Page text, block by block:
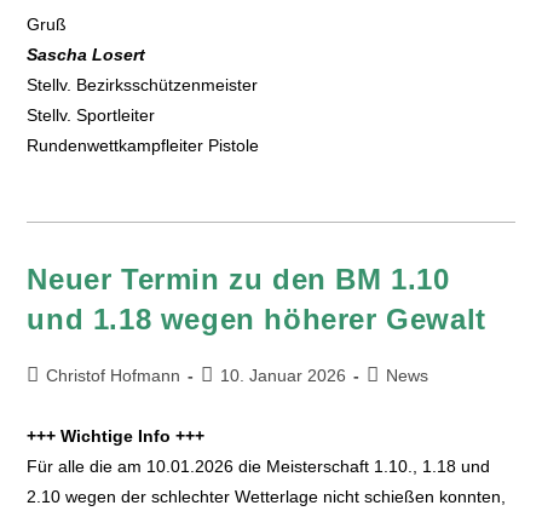
Gruß
Sascha Losert
Stellv. Bezirksschützenmeister
Stellv. Sportleiter
Rundenwettkampfleiter Pistole
Neuer Termin zu den BM 1.10
und 1.18 wegen höherer Gewalt
Christof Hofmann 10. Januar 2026 News
+++ Wichtige Info +++
Für alle die am 10.01.2026 die Meisterschaft 1.10., 1.18 und
2.10 wegen der schlechter Wetterlage nicht schießen konnten,